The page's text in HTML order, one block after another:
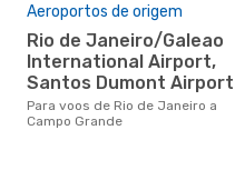
Aeroportos de origem
Rio de Janeiro/Galeao
International Airport,
Santos Dumont Airport
Para voos de Rio de Janeiro a
Campo Grande